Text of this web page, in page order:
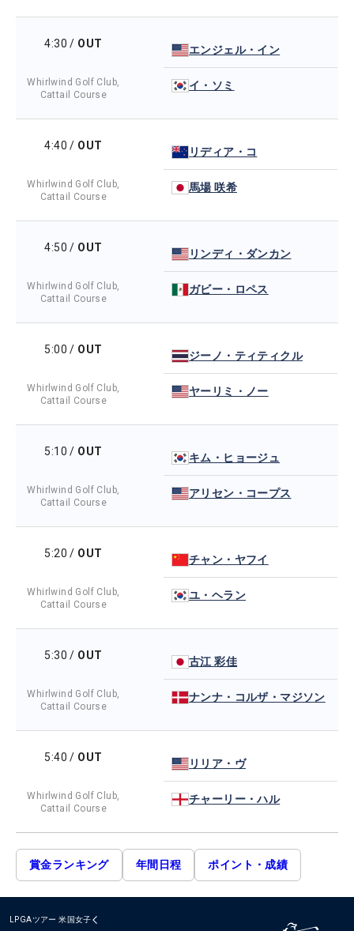
4:30 / OUT
Whirlwind Golf Club,
Cattail Course
エンジェル・イン
イ・ソミ
4:40 / OUT
Whirlwind Golf Club,
Cattail Course
リディア・コ
馬場 咲希
4:50 / OUT
Whirlwind Golf Club,
Cattail Course
リンディ・ダンカン
ガビー・ロペス
5:00 / OUT
Whirlwind Golf Club,
Cattail Course
ジーノ・ティティクル
ヤーリミ・ノー
5:10 / OUT
Whirlwind Golf Club,
Cattail Course
キム・ヒョージュ
アリセン・コープス
5:20 / OUT
Whirlwind Golf Club,
Cattail Course
チャン・ヤフイ
ユ・ヘラン
5:30 / OUT
Whirlwind Golf Club,
Cattail Course
古江 彩佳
ナンナ・コルザ・マジソン
5:40 / OUT
Whirlwind Golf Club,
Cattail Course
リリア・ヴ
チャーリー・ハル
賞金ランキング 年間日程 ポイント・成績
LPGAツアー 米国女子